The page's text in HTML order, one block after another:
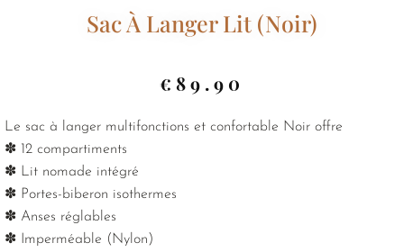
Sac À Langer Lit (Noir)
€ 89.90
Le sac à langer multifonctions et confortable Noir offre
✽ 12 compartiments
✽ Lit nomade intégré
✽ Portes-biberon isothermes
✽ Anses réglables
✽ Imperméable (Nylon)